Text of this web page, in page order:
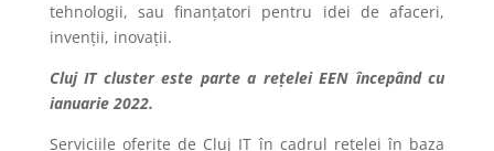
tehnologii, sau finanțatori pentru idei de afaceri,
invenții, inovații.
Cluj IT cluster este parte a rețelei EEN începând cu
ianuarie 2022.
Serviciile oferite de Cluj IT în cadrul rețelei în baza